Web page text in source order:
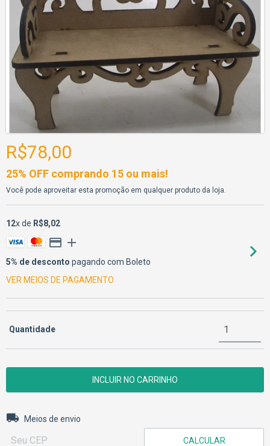
R$78,00
25% OFF comprando 15 ou mais!
Você pode aproveitar esta promoção em qualquer produto da loja.
12x de R$8,02
5% de desconto pagando com Boleto
VER MEIOS DE PAGAMENTO
Quantidade
Entregas para o CEP:
Meios de envio
CALCULAR